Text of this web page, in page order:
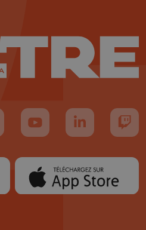
Instagram
nous sur TikTok
Suivez-nous sur YouTube
Suivez-nous